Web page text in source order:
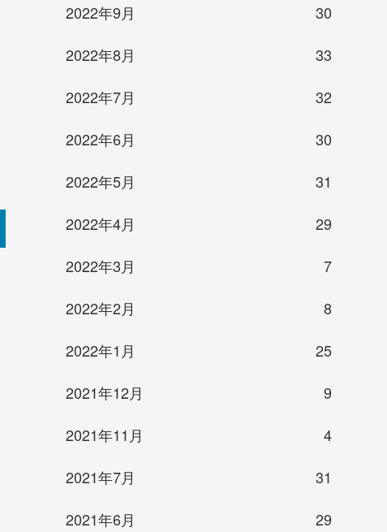
2022年9月
30
2022年8月
33
2022年7月
32
2022年6月
30
2022年5月
31
2022年4月
29
2022年3月
7
2022年2月
8
2022年1月
25
2021年12月
9
2021年11月
4
2021年7月
31
2021年6月
29